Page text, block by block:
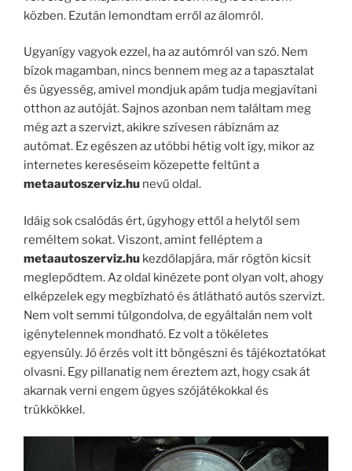
közben. Ezután lemondtam erről az álomról.
Ugyanígy vagyok ezzel, ha az autómról van szó. Nem
bízok magamban, nincs bennem meg az a tapasztalat
és ügyesség, amivel mondjuk apám tudja megjavítani
otthon az autóját. Sajnos azonban nem találtam meg
még azt a szervizt, akikre szívesen rábíznám az
autómat. Ez egészen az utóbbi hétig volt így, mikor az
internetes kereséseim közepette feltűnt a
metaautoszerviz.hu nevű oldal.
Idáig sok csalódás ért, úgyhogy ettől a helytől sem
reméltem sokat. Viszont, amint felléptem a
metaautoszerviz.hu kezdőlapjára, már rögtön kicsit
meglepődtem. Az oldal kinézete pont olyan volt, ahogy
elképzelek egy megbízható és átlátható autós szervizt.
Nem volt semmi túlgondolva, de egyáltalán nem volt
igénytelennek mondható. Ez volt a tökéletes
egyensúly. Jó érzés volt itt böngészni és tájékoztatókat
olvasni. Egy pillanatig nem éreztem azt, hogy csak át
akarnak verni engem ügyes szójátékokkal és
trükkökkel.